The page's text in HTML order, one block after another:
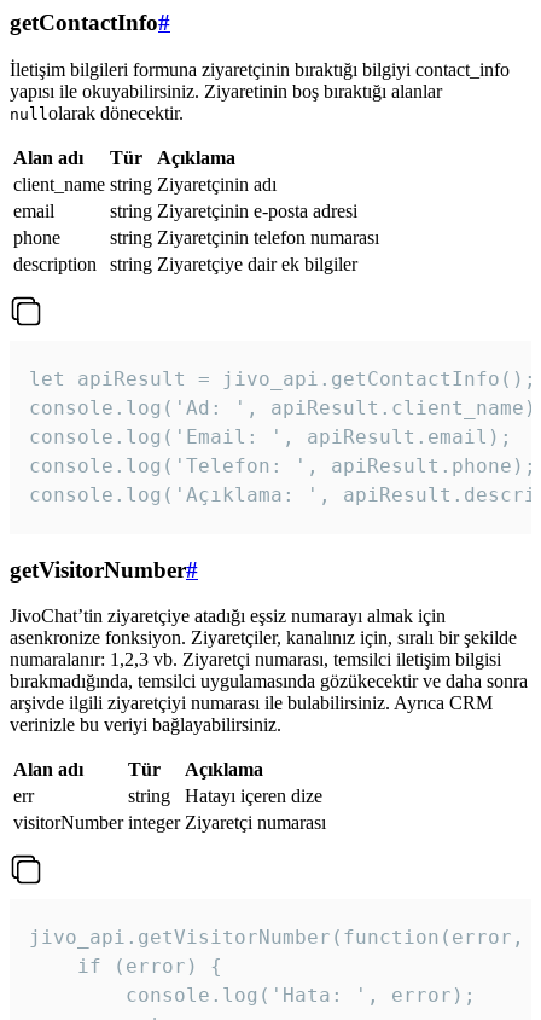
getContactInfo#
İletişim bilgileri formuna ziyaretçinin bıraktığı bilgiyi contact_info
yapısı ile okuyabilirsiniz. Ziyaretinin boş bıraktığı alanlar
null olarak dönecektir.
Alan adı Tür
Açıklama
client_name string Ziyaretçinin adı
email
string Ziyaretçinin e-posta adresi
phone
string Ziyaretçinin telefon numarası
description
string Ziyaretçiye dair ek bilgiler
let apiResult = jivo_api.getContactInfo();
console.log('Ad: ',
console.log('Email: ', apiResult.email);
console.log('Telefon: ', apiResult.phone);
console.log('Açıklama: ',
getVisitorNumber#
JivoChat’tin ziyaretçiye atadığı eşsiz numarayı almak için
asenkronize fonksiyon. Ziyaretçiler, kanalınız için, sıralı bir şekilde
numaralanır: 1,2,3 vb. Ziyaretçi numarası, temsilci iletişim bilgisi
bırakmadığında, temsilci uygulamasında gözükecektir ve daha sonra
arşivde ilgili ziyaretçiyi numarası ile bulabilirsiniz. Ayrıca CRM
verinizle bu veriyi bağlayabilirsiniz.
Alan adı Tür
Açıklama
err
string
Hatayı içeren dize
visitorNumber integer Ziyaretçi numarası
jivo_api.getVisitorNumber(function(error,
    if (error) {
        console.log('Hata: ', error);